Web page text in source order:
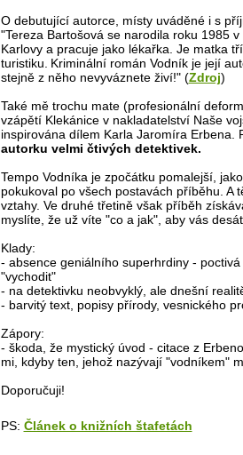
O debutující autorce, místy uváděné i s
"Tereza Bartošová se narodila roku 1985
Karlovy a pracuje jako lékařka. Je matka
turistiku. Kriminální román Vodník je její
stejně z něho nevyváznete živí!" (Zdroj)
Také mě trochu mate (profesionální
vzápětí Klekánice v nakladatelství Naše
inspirována dílem Karla Jaromíra Erbena.
autorku velmi čtivých detektivek.
Tempo Vodníka je zpočátku pomalejší,
pokukoval po všech postavách příběhu. A
vztahy. Ve druhé třetině však příběh
myslíte, že už víte "co a jak", aby vás
Klady:
- absence geniálního superhrdiny -
"vychodit"
- na detektivku neobvyklý, ale dnešní
- barvitý text, popisy přírody, vesnického
Zápory:
- škoda, že mystický úvod - citace z
mi, kdyby ten, jehož nazývají "vodníkem"
Doporučuji!
PS: Článek o knižních štafetách